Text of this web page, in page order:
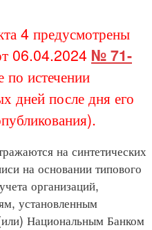
4 предусмотрены
06.04.2024 № 71-
по истечении
дней после дня его
на синтетических
на основании типового
организаций,
установленным
Национальным Банком